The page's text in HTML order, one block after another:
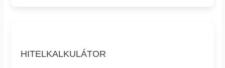
HITELKALKULÁTOR